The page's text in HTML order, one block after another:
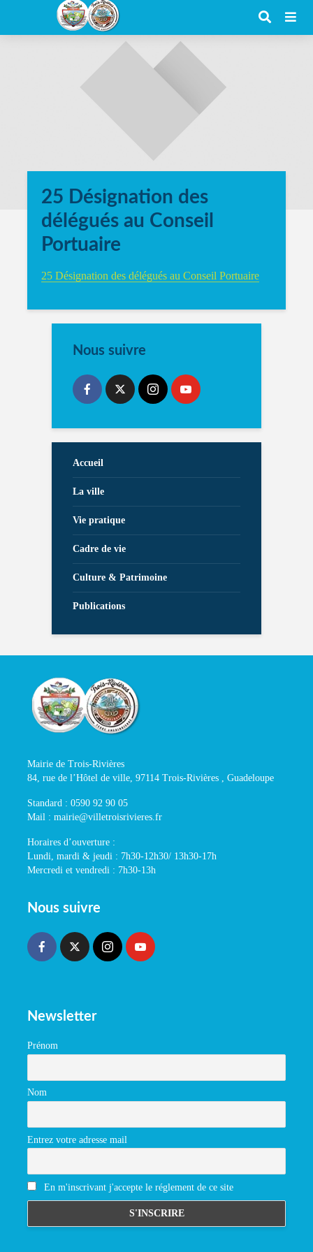
25 Désignation des
délégués au Conseil
Portuaire
25 Désignation des délégués au Conseil Portuaire
Nous suivre
Accueil
La ville
Vie pratique
Cadre de vie
Culture & Patrimoine
Publications
Mairie de Trois-Rivières
84, rue de l’Hôtel de ville, 97114 Trois-Rivières , Guadeloupe
Standard : 0590 92 90 05
Mail : mairie@villetroisrivieres.fr
Horaires d’ouverture :
Lundi, mardi & jeudi : 7h30-12h30/ 13h30-17h
Mercredi et vendredi : 7h30-13h
Nous suivre
Newsletter
Prénom
Nom
Entrez votre adresse mail
En m'inscrivant j'accepte le réglement de ce site